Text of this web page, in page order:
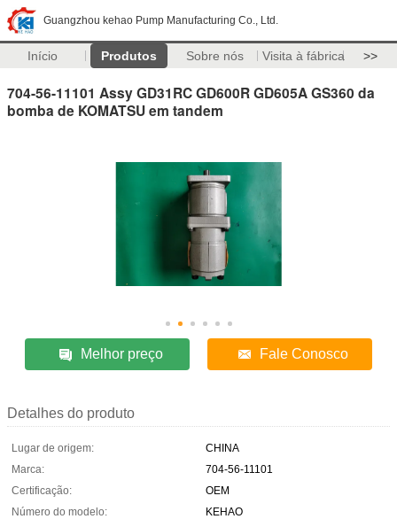
Guangzhou kehao Pump Manufacturing Co., Ltd.
Início Produtos Sobre nós Visita à fábrica >>
704-56-11101 Assy GD31RC GD600R GD605A GS360 da
bomba de KOMATSU em tandem
Melhor preço Fale Conosco
Detalhes do produto
Lugar de origem:
CHINA
Marca:
704-56-11101
Certificação:
OEM
Número do modelo:
KEHAO